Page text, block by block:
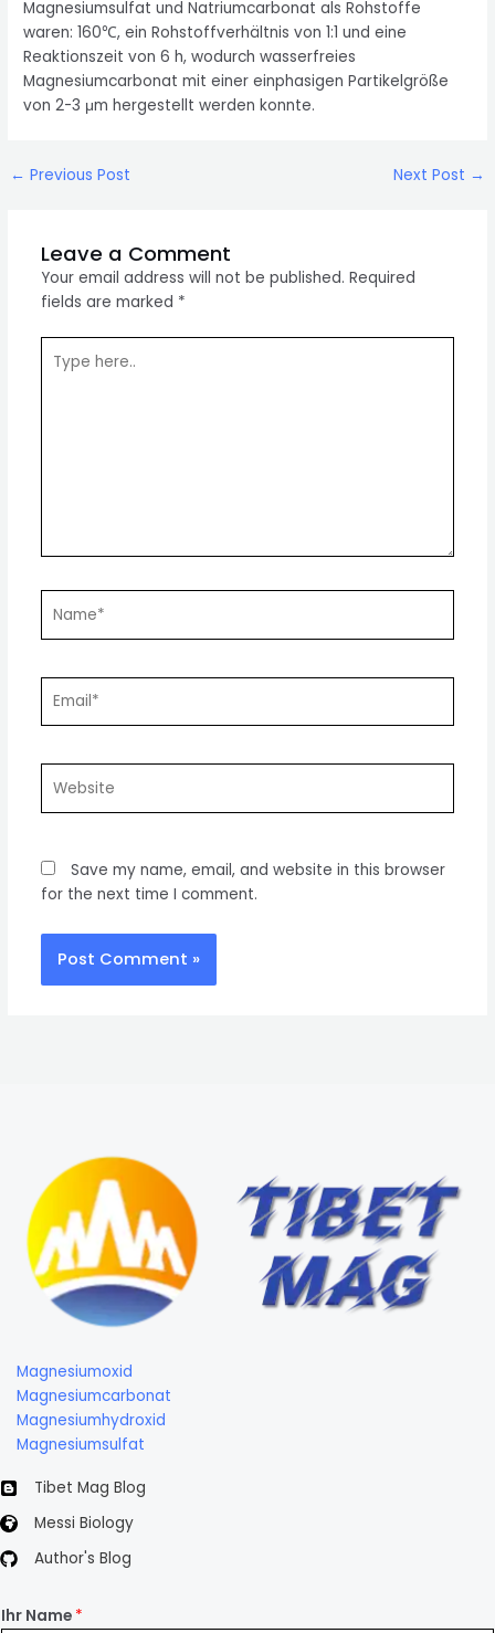
Magnesiumsulfat und Natriumcarbonat als Rohstoffe
waren: 160℃, ein Rohstoffverhältnis von 1:1 und eine
Reaktionszeit von 6 h, wodurch wasserfreies
Magnesiumcarbonat mit einer einphasigen Partikelgröße
von 2-3 μm hergestellt werden konnte.
Post
← Previous Post Next Post →
Leave a Comment
Your email address will not be published. Required
fields are marked *
here..
Save my name, email, and website in this browser
for the next time I comment.
Magnesiumoxid
Magnesiumcarbonat
Magnesiumhydroxid
Magnesiumsulfat
Tibet Mag Blog
Messi Biology
Author's Blog
Ihr Name *